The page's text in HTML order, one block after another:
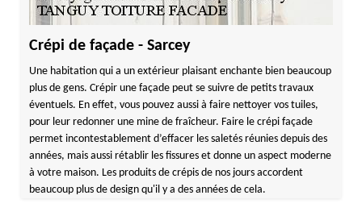
Crépi de façade - Sarcey
Une habitation qui a un extérieur plaisant enchante bien beaucoup
plus de gens. Crépir une façade peut se suivre de petits travaux
éventuels. En effet, vous pouvez aussi à faire nettoyer vos tuiles,
pour leur redonner une mine de fraîcheur. Faire le crépi façade
permet incontestablement d’effacer les saletés réunies depuis des
années, mais aussi rétablir les fissures et donne un aspect moderne
à votre maison. Les produits de crépis de nos jours accordent
beaucoup plus de design qu'il y a des années de cela.